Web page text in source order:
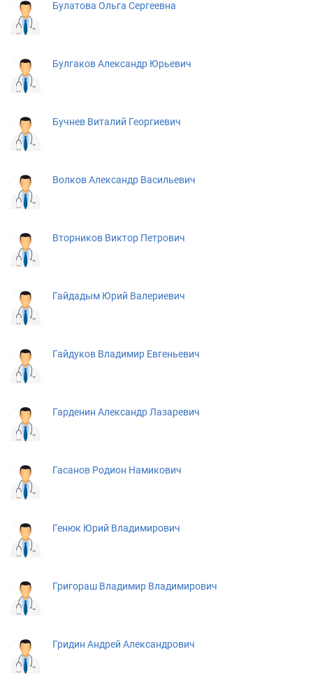
Булатова Ольга Сергеевна
Булгаков Александр Юрьевич
Бучнев Виталий Георгиевич
Волков Александр Васильевич
Вторников Виктор Петрович
Гайдадым Юрий Валериевич
Гайдуков Владимир Евгеньевич
Гарденин Александр Лазаревич
Гасанов Родион Намикович
Генюк Юрий Владимирович
Григораш Владимир Владимирович
Гридин Андрей Александрович